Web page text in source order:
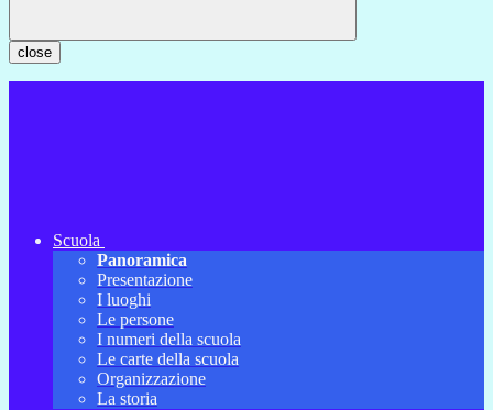
close
Scuola
Panoramica
Presentazione
I luoghi
Le persone
I numeri della scuola
Le carte della scuola
Organizzazione
La storia